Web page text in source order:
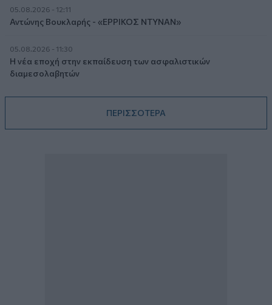
05.08.2026 - 12:11
Αντώνης Βουκλαρής - «ΕΡΡΙΚΟΣ ΝΤΥΝΑΝ»
05.08.2026 - 11:30
Η νέα εποχή στην εκπαίδευση των ασφαλιστικών
διαμεσολαβητών
ΠΕΡΙΣΣΟΤΕΡΑ